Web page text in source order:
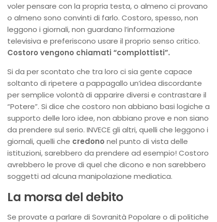
voler pensare con la propria testa, o almeno ci provano
o almeno sono convinti di farlo. Costoro, spesso, non
leggono i giornali, non guardano l’informazione
televisiva e preferiscono usare il proprio senso critico.
Costoro vengono chiamati “complottisti”.
Si da per scontato che tra loro ci sia gente capace
soltanto di ripetere a pappagallo un’idea discordante
per semplice volontà di apparire diversi e contrastare il
“Potere”. Si dice che costoro non abbiano basi logiche a
supporto delle loro idee, non abbiano prove e non siano
da prendere sul serio. INVECE gli altri, quelli che leggono i
giornali, quelli che credono nel punto di vista delle
istituzioni, sarebbero da prendere ad esempio! Costoro
avrebbero le prove di quel che dicono e non sarebbero
soggetti ad alcuna manipolazione mediatica.
La morsa del debito
Se provate a parlare di Sovranità Popolare o di politiche